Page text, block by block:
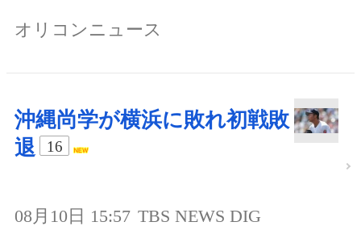
オリコンニュース
沖縄尚学が横浜に敗れ初戦敗
退
16
08月10日 15:57 TBS NEWS DIG